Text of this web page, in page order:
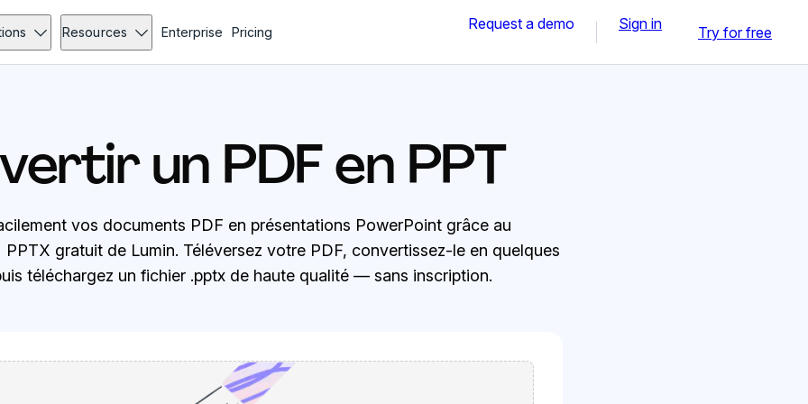
Resources Enterprise Pricing Request a demo Sign in Try for free
un PDF en PPT
vos documents PDF en présentations PowerPoint grâce au
gratuit de Lumin. Téléversez votre PDF, convertissez-le en quelques
téléchargez un fichier .pptx de haute qualité — sans inscription.